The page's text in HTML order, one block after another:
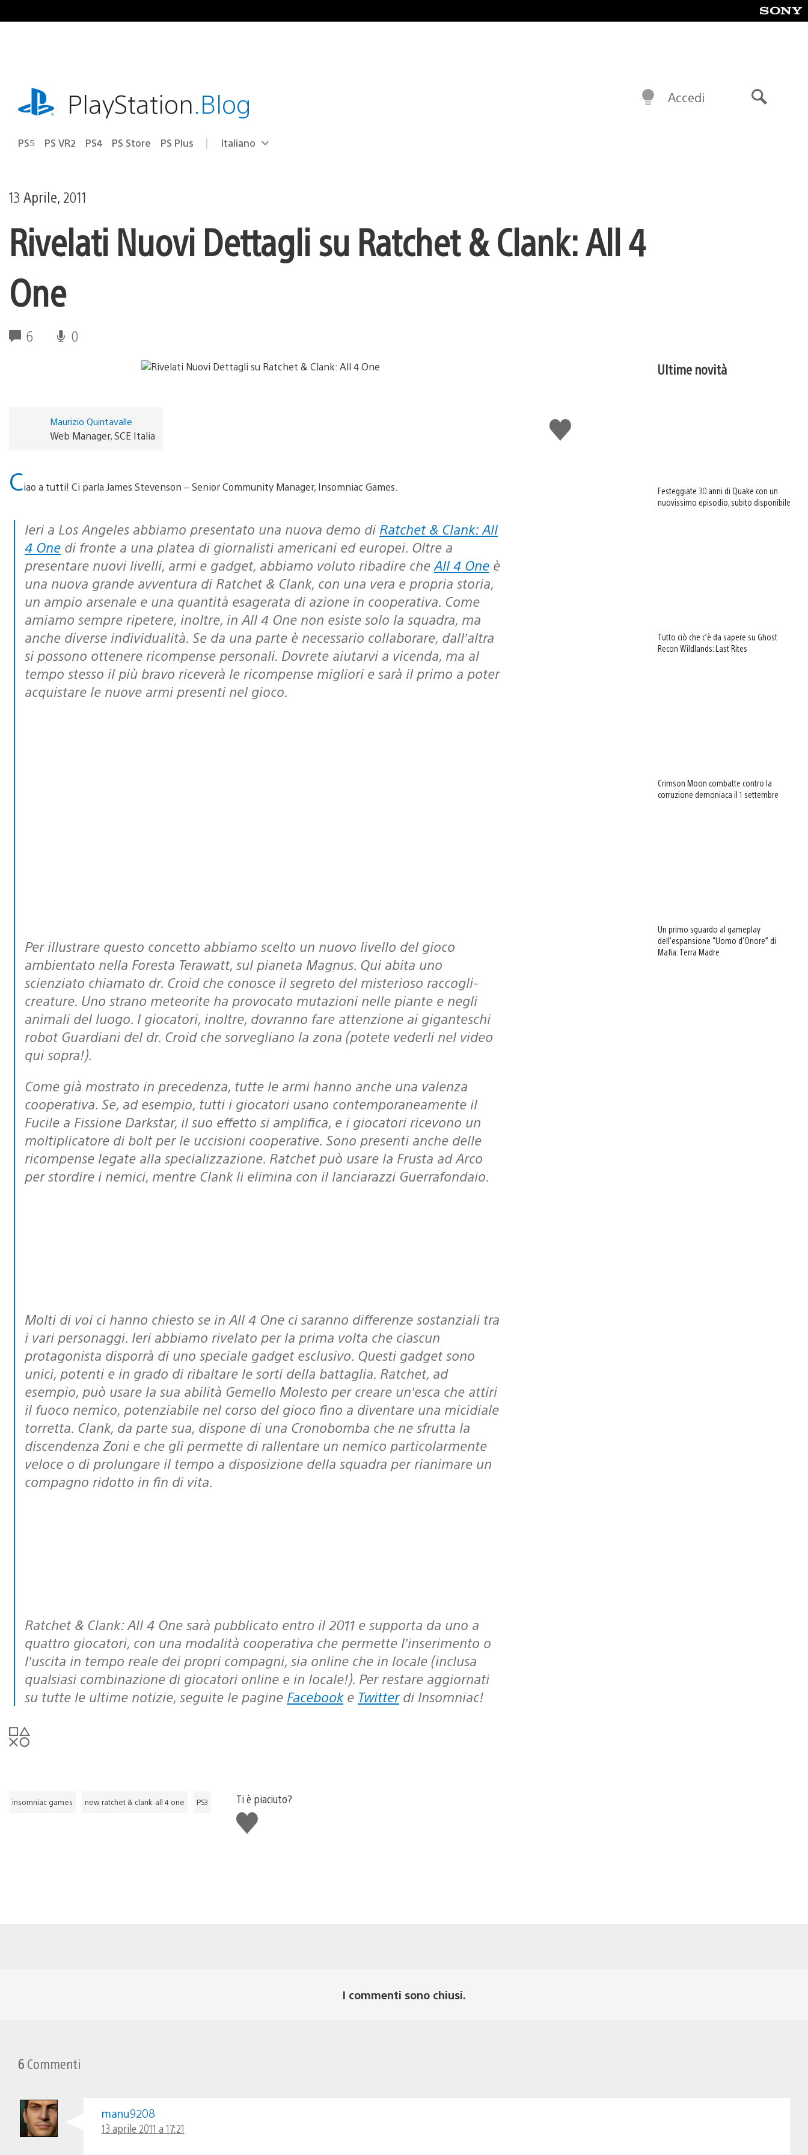
al
playstation.comPlayStation.Blog
PS5 PS VR2 PS4 PS Store PS Plus Seleziona
Regione
Italiano
Accedi
13 Aprile, 2011
Rivelati Nuovi Dettagli su Ratchet & Clank: All 4
One
6 0
Mi
piace
Maurizio Quintavalle
Web Manager, SCE Italia
Ciao a tutti! Ci parla James Stevenson – Senior Community Manager, Insomniac Games.
Ieri a Los Angeles abbiamo presentato una nuova demo di Ratchet & Clank: All
4 One di fronte a una platea di giornalisti americani ed europei. Oltre a
presentare nuovi livelli, armi e gadget, abbiamo voluto ribadire che All 4 One è
una nuova grande avventura di Ratchet & Clank, con una vera e propria storia,
un ampio arsenale e una quantità esagerata di azione in cooperativa. Come
amiamo sempre ripetere, inoltre, in All 4 One non esiste solo la squadra, ma
anche diverse individualità. Se da una parte è necessario collaborare, dall’altra
si possono ottenere ricompense personali. Dovrete aiutarvi a vicenda, ma al
tempo stesso il più bravo riceverà le ricompense migliori e sarà il primo a poter
acquistare le nuove armi presenti nel gioco.
Per illustrare questo concetto abbiamo scelto un nuovo livello del gioco
ambientato nella Foresta Terawatt, sul pianeta Magnus. Qui abita uno
scienziato chiamato dr. Croid che conosce il segreto del misterioso raccogli-
creature. Uno strano meteorite ha provocato mutazioni nelle piante e negli
animali del luogo. I giocatori, inoltre, dovranno fare attenzione ai giganteschi
robot Guardiani del dr. Croid che sorvegliano la zona (potete vederli nel video
qui sopra!).
Come già mostrato in precedenza, tutte le armi hanno anche una valenza
cooperativa. Se, ad esempio, tutti i giocatori usano contemporaneamente il
Fucile a Fissione Darkstar, il suo effetto si amplifica, e i giocatori ricevono un
moltiplicatore di bolt per le uccisioni cooperative. Sono presenti anche delle
ricompense legate alla specializzazione. Ratchet può usare la Frusta ad Arco
per stordire i nemici, mentre Clank li elimina con il lanciarazzi Guerrafondaio.
Molti di voi ci hanno chiesto se in All 4 One ci saranno differenze sostanziali tra
i vari personaggi. Ieri abbiamo rivelato per la prima volta che ciascun
protagonista disporrà di uno speciale gadget esclusivo. Questi gadget sono
unici, potenti e in grado di ribaltare le sorti della battaglia. Ratchet, ad
esempio, può usare la sua abilità Gemello Molesto per creare un’esca che attiri
il fuoco nemico, potenziabile nel corso del gioco fino a diventare una micidiale
torretta. Clank, da parte sua, dispone di una Cronobomba che ne sfrutta la
discendenza Zoni e che gli permette di rallentare un nemico particolarmente
veloce o di prolungare il tempo a disposizione della squadra per rianimare un
compagno ridotto in fin di vita.
Ratchet & Clank: All 4 One sarà pubblicato entro il 2011 e supporta da uno a
quattro giocatori, con una modalità cooperativa che permette l’inserimento o
l’uscita in tempo reale dei propri compagni, sia online che in locale (inclusa
qualsiasi combinazione di giocatori online e in locale!). Per restare aggiornati
su tutte le ultime notizie, seguite le pagine Facebooke Twitterdi Insomniac!
insomniac games new ratchet & clank: all 4 one PS3
Ti è piaciuto?
Mi
piace
Ultime novità
Festeggiate 30 anni di Quake con un
nuovissimo episodio, subito disponibile
Tutto ciò che c’è da sapere su Ghost
Recon Wildlands: Last Rites
Crimson Moon combatte contro la
corruzione demoniaca il 1 settembre
Un primo sguardo al gameplay
dell’espansione “Uomo d’Onore” di
Mafia: Terra Madre
I commenti sono chiusi.
6 Commenti
manu9208
13 aprile 2011 a 17:21